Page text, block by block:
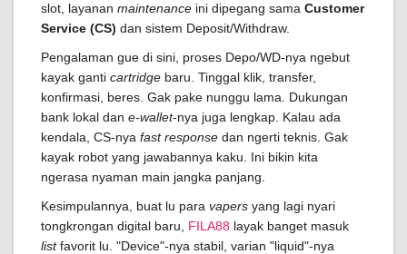
slot, layanan maintenance ini dipegang sama Customer
Service (CS) dan sistem Deposit/Withdraw.
Pengalaman gue di sini, proses Depo/WD-nya ngebut
kayak ganti cartridge baru. Tinggal klik, transfer,
konfirmasi, beres. Gak pake nunggu lama. Dukungan
bank lokal dan e-wallet-nya juga lengkap. Kalau ada
kendala, CS-nya fast response dan ngerti teknis. Gak
kayak robot yang jawabannya kaku. Ini bikin kita
ngerasa nyaman main jangka panjang.
Kesimpulannya, buat lu para vapers yang lagi nyari
tongkrongan digital baru, FILA88 layak banget masuk
listfavorit lu. "Device"-nya stabil, varian "liquid"-nya